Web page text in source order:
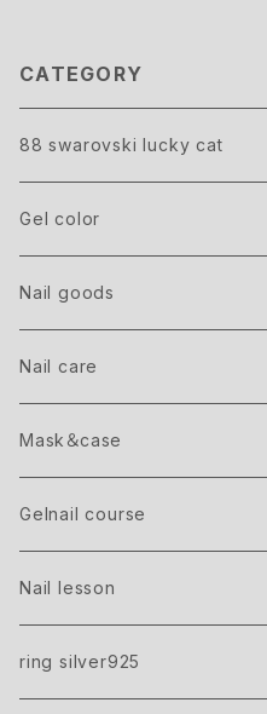
CATEGORY
88 swarovski lucky cat
Gel color
GRAND
Nail goods
Point parts
Shell
flake
Studs
Mirror powder
Nail care
Hand＆Body cream
Bijouシリーズ
Lip balm
Mask＆case
Greige
Gray
Black
Gelnail course
Bridal gift ticket
care＋gel one color
Gel nail gift ticket
Nail lesson
Beginner
ring silver925